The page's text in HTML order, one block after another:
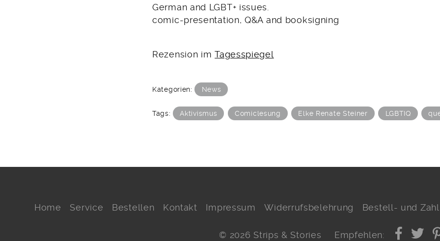
German and LGBT+ issues.
comic-presentation, Q&A and booksigning
Rezension imTagesspiegel
Kategorien: News
Tags: Aktivismus Comiclesung Elke Renate Steiner LGBTIQ
Home Service Bestellen Kontakt Impressum Widerrufsbelehrung Bestell- und
© 2026 Strips & Stories Empfehlen: